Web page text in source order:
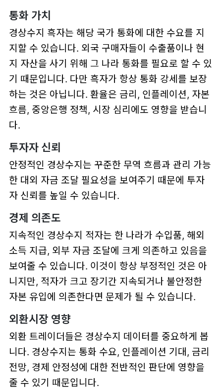
통화 가치
경상수지 흑자는 해당 국가 통화에 대한 수요를 지
지할 수 있습니다. 외국 구매자들이 수출품이나 현
지 자산을 사기 위해 그 나라 통화를 필요로 할 수 있
기 때문입니다. 다만 흑자가 항상 통화 강세를 보장
하는 것은 아닙니다. 환율은 금리, 인플레이션, 자본
흐름, 중앙은행 정책, 시장 심리에도 영향을 받습니
다.
투자자 신뢰
안정적인 경상수지는 꾸준한 무역 흐름과 관리 가능
한 대외 자금 조달 필요성을 보여주기 때문에 투자
자 신뢰를 높일 수 있습니다.
경제 의존도
지속적인 경상수지 적자는 한 나라가 수입품, 해외
소득 지급, 외부 자금 조달에 크게 의존하고 있음을
보여줄 수 있습니다. 이것이 항상 부정적인 것은 아
니지만, 적자가 크고 장기간 지속되거나 불안정한
자본 유입에 의존한다면 문제가 될 수 있습니다.
외환시장 영향
외환 트레이더들은 경상수지 데이터를 중요하게 봅
니다. 경상수지는 통화 수요, 인플레이션 기대, 금리
전망, 경제 안정성에 대한 전반적인 판단에 영향을
줄 수 있기 때문입니다.